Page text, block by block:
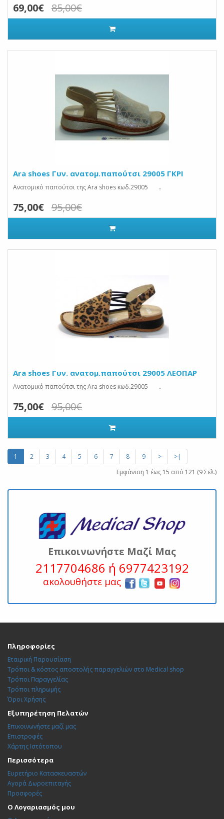
69,00€ 85,00€
Ara shoes Γυν. ανατομ.παπούτσι 29005 ΓΚΡΙ
Ανατομικό παπούτσι της Ara shoes κωδ.29005 ..
75,00€ 95,00€
Ara shoes Γυν. ανατομ.παπούτσι 29005 ΛΕΟΠΑΡ
Ανατομικό παπούτσι της Ara shoes κωδ.29005 ..
75,00€ 95,00€
1 2 3 4 5 6 7 8 9 >
>|
Εμφάνιση 1 έως 15 από 121 (9 Σελ.)
Επικοινωνήστε Μαζί Μας
2117704686 ή 6977423192
ακολουθήστε μας
Πληροφορίες
Εταιρική Παρουσίαση
Τρόποι & κόστος αποστολής παραγγελιών στο Medical shop
Τρόποι Παραγγελίας
Τρόποι πληρωμής
Όροι Χρήσης
Εξυπηρέτηση Πελατών
Επικοινωνήστε μαζί μας
Επιστροφές
Χάρτης Ιστότοπου
Περισσότερα
Ευρετήριο Κατασκευαστών
Αγορά Δωροεπιταγής
Προσφορές
Ο Λογαριασμός μου